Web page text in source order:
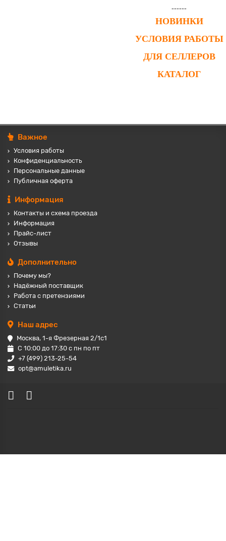
------
НОВИНКИ
УСЛОВИЯ РАБОТЫ
ДЛЯ СЕЛЛЕРОВ
КАТАЛОГ
Важное
Условия работы
Конфиденциальность
Персональные данные
Публичная оферта
Информация
Контакты и схема проезда
Информация
Прайс-лист
Отзывы
Дополнительно
Почему мы?
Надёжный поставщик
Работа с претензиями
Статьи
Наш адрес
Москва, 1-я Фрезерная 2/1с1
С 10:00 до 17:30 с пн по пт
+7 (499) 213-25-54
opt@amuletika.ru